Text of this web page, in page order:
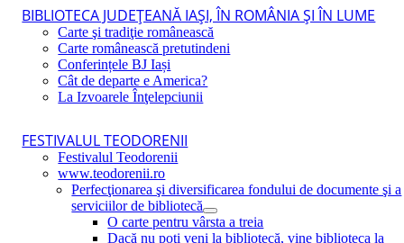
BIBLIOTECA JUDEŢEANĂ IAŞI, ÎN ROMÂNIA ŞI ÎN LUME
Carte şi tradiţie românească
Carte românească pretutindeni
Conferințele BJ Iași
Cât de departe e America?
La Izvoarele Înţelepciunii
FESTIVALUL TEODORENII
Festivalul Teodorenii
www.teodorenii.ro
Perfecţionarea şi diversificarea fondului de documente şi a
serviciilor de bibliotecă
O carte pentru vârsta a treia
Dacă nu poţi veni la bibliotecă, vine biblioteca la